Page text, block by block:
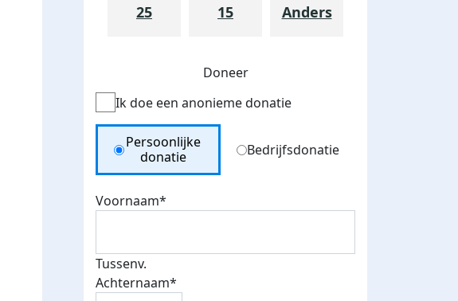
25 15 Anders
Doneer
Ik doe een anonieme donatie
Donation Type
Persoonlijke
donatie
Bedrijfsdonatie
Voornaam*
Tussenv.
Achternaam*